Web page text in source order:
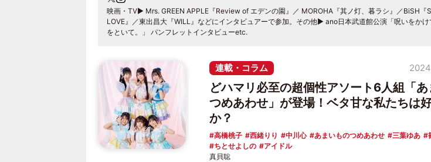
映画・TV▶︎ Mrs. GREEN APPLE『Review of エデンの園』／ MOROHA『其ノ灯、暮ラシ』／BiSH『
LOVE』／東出昌大『WILL』などにインタビュアーで参加。その他▶︎ ano日本武道館公演「呪いをかけ
をといて。」 パンフレットインタビューetc.
連載・コラム
どハマリ必至の超個性アソート6人組「
つめあわせ」が登場！ベタ甘な私たちは
か？
高橋桃子 西緒りり 中川心 あまいものつめあわせ 三葉ゆあ
ちとせよしの
アイドル
真貝聡